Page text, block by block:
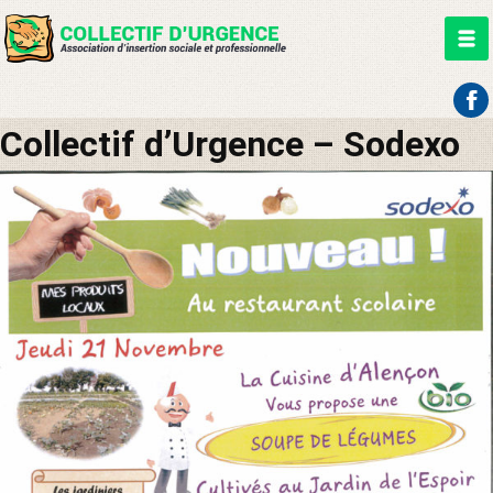
Aller
au
contenu
Collectif d’Urgence – Sodexo